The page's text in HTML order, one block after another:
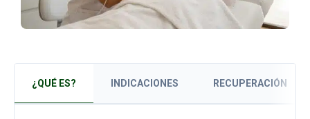
¿QUÉ ES? INDICACIONES RECUPERACIÓN